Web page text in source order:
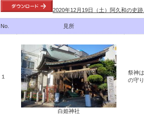
2020年12月19日（土）阿久和の史
No. 見所
１
白姫神社
祭神
の守